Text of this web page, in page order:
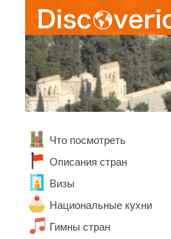
Что посмотреть
Описания стран
Визы
Национальные кухни
Гимны стран
Бенин
Болгария
Боливия
Бразилия
Ватикан
Великобритания
Венгрия
Габон
Гана
Греция
Грузия